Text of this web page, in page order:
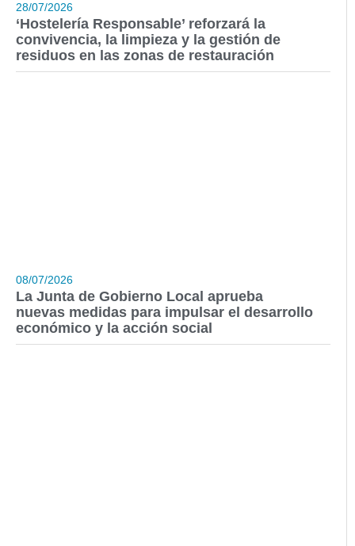
28/07/2026
‘Hostelería Responsable’ reforzará la
convivencia, la limpieza y la gestión de
residuos en las zonas de restauración
08/07/2026
La Junta de Gobierno Local aprueba
nuevas medidas para impulsar el desarrollo
económico y la acción social